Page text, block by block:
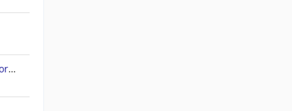
TwoNav (bug). Höhenprofil im Autorouting-Modus.